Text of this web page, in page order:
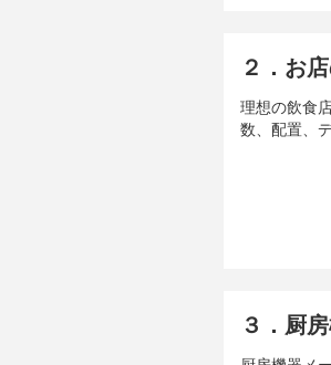
２．お
理想の飲食
数、配置、
３．厨